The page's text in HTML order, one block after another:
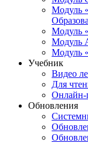
Модуль
Модуль
Модуль
Модуль
Учебник
Видео
Для
Онлайн-
Обновления